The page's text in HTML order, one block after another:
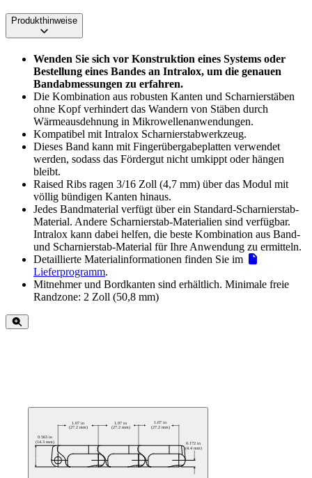
Produkthinweise
Wenden Sie sich vor Konstruktion eines Systems oder
Bestellung eines Bandes an Intralox, um die genauen
Bandabmessungen zu erfahren.
Die Kombination aus robusten Kanten und Scharnierstäben
ohne Kopf verhindert das Wandern von Stäben durch
Wärmeausdehnung in Mikrowellenanwendungen.
Kompatibel mit Intralox Scharnierstabwerkzeug.
Dieses Band kann mit Fingerübergabeplatten verwendet
werden, sodass das Fördergut nicht umkippt oder hängen
bleibt.
Raised Ribs ragen 3/16 Zoll (4,7 mm) über das Modul mit
völlig bündigen Kanten hinaus.
Jedes Bandmaterial verfügt über ein Standard-Scharnierstab-
Material. Andere Scharnierstab-Materialien sind verfügbar.
Intralox kann dabei helfen, die beste Kombination aus Band-
und Scharnierstab-Material für Ihre Anwendung zu ermitteln.
Detaillierte Materialinformationen finden Sie im
Lieferprogramm.
Mitnehmer und Bordkanten sind erhältlich. Minimale freie
Randzone: 2 Zoll (50,8 mm)